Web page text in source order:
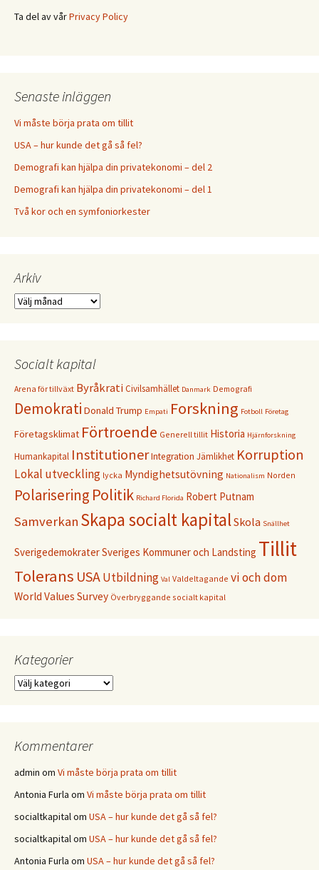
Ta del av vårPrivacy Policy
Senaste inläggen
Vi måste börja prata om tillit
USA – hur kunde det gå så fel?
Demografi kan hjälpa din privatekonomi – del 2
Demografi kan hjälpa din privatekonomi – del 1
Två kor och en symfoniorkester
Arkiv
Arkiv
Socialt kapital
Arena för tillväxt ByråkratiCivilsamhället Danmark Demografi
Demokrati Donald Trump Empati Forskning Fotboll Företag
Företagsklimat Förtroende Generell tillit Historia Hjärnforskning
Humankapital InstitutionerIntegration Jämlikhet Korruption
Lokal utveckling lycka Myndighetsutövning Nationalism Norden
Polarisering Politik Richard Florida Robert Putnam
Samverkan Skapa socialt kapitalSkola Snällhet
SverigedemokraterSveriges Kommuner och Landsting Tillit
Tolerans USAUtbildning Val Valdeltagande vi och dom
World Values Survey Överbryggande socialt kapital
Kategorier
Kategorier
Kommentarer
admin om Vi måste börja prata om tillit
Antonia Furla om Vi måste börja prata om tillit
socialtkapitalom USA – hur kunde det gå så fel?
socialtkapitalom USA – hur kunde det gå så fel?
Antonia Furla om USA – hur kunde det gå så fel?